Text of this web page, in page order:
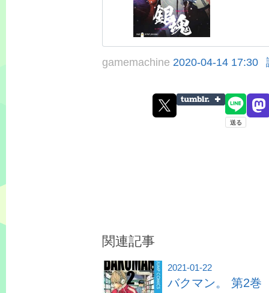
gamemachine 2020-04-14 17:30
関連記事
2021-01-22
バクマン。 第2巻